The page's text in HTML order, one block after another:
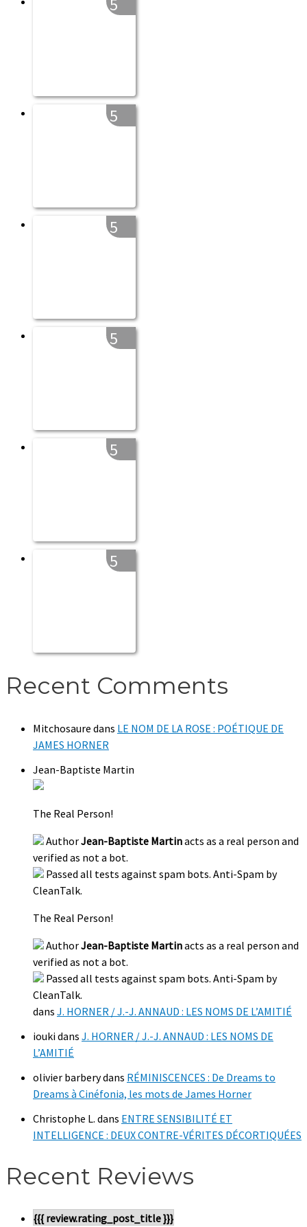
5
5
5
5
5
5
Recent Comments
Mitchosaure dans LE NOM DE LA ROSE : POÉTIQUE DE
JAMES HORNER
Jean-Baptiste Martin
The Real Person!
AuthorJean-Baptiste Martinacts as a real person and
verified as not a bot.
Passed all tests against spam bots. Anti-Spam by
CleanTalk.
The Real Person!
AuthorJean-Baptiste Martinacts as a real person and
verified as not a bot.
Passed all tests against spam bots. Anti-Spam by
CleanTalk.
dans J. HORNER / J.-J. ANNAUD : LES NOMS DE L’AMITIÉ
ioukidans J. HORNER / J.-J. ANNAUD : LES NOMS DE
L’AMITIÉ
olivier barberydans RÉMINISCENCES : De Dreams to
Dreams à Cinéfonia, les mots de James Horner
Christophe L. dans ENTRE SENSIBILITÉ ET
INTELLIGENCE : DEUX CONTRE-VÉRITES DÉCORTIQUÉES
Recent Reviews
{{{ review.rating_post_title }}}